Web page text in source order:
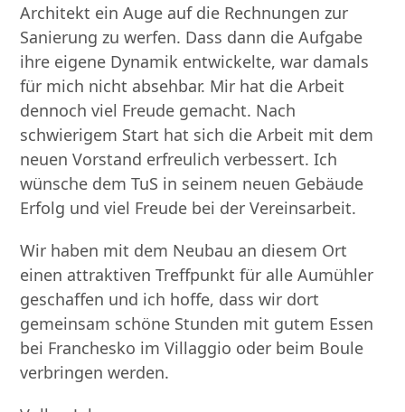
Architekt ein Auge auf die Rechnungen zur
Sanierung zu werfen. Dass dann die Aufgabe
ihre eigene Dynamik entwickelte, war damals
für mich nicht absehbar. Mir hat die Arbeit
dennoch viel Freude gemacht. Nach
schwierigem Start hat sich die Arbeit mit dem
neuen Vorstand erfreulich verbessert. Ich
wünsche dem TuS in seinem neuen Gebäude
Erfolg und viel Freude bei der Vereinsarbeit.
Wir haben mit dem Neubau an diesem Ort
einen attraktiven Treffpunkt für alle Aumühler
geschaffen und ich hoffe, dass wir dort
gemeinsam schöne Stunden mit gutem Essen
bei Franchesko im Villaggio oder beim Boule
verbringen werden.